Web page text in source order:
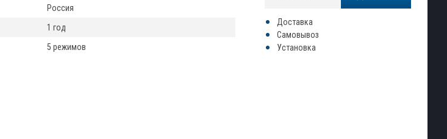
Доставка
Самовывоз
Установка
Россия
1 год
5 режимов